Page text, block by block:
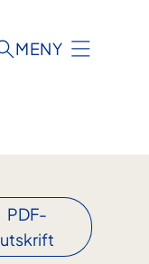
MENY
PDF-
utskrift